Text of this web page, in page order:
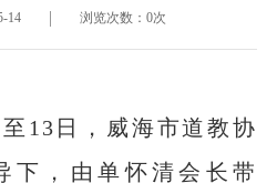
14 浏览次数： 0次
13日，威海市道教协
下，由单怀清会长带